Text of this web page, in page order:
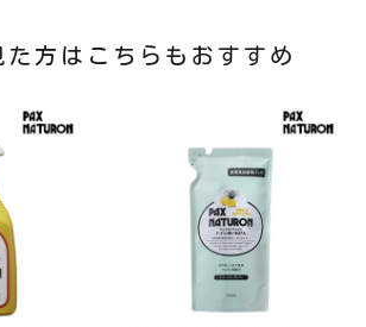
た方はこちらもおすすめ